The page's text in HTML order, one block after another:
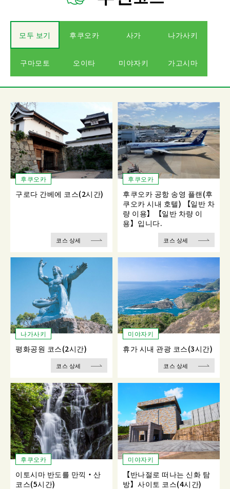
모두 보기 후쿠오카 사가 나가사키
구마모토 오이타 미야자키 가고시마
후쿠오카
구로다 간베에 코스(2시간)
코스 상세
후쿠오카
후쿠오카 공항 송영 플랜(후
쿠오카 시내 호텔) 【일반 차
량 이용】【일반 차량 이
용】입니다.
코스 상세
나가사키
평화공원 코스(2시간)
코스 상세
미야자키
휴가 시내 관광 코스(3시간)
코스 상세
후쿠오카
이토시마 반도를 만끽・산
코스(5시간)
미야자키
【반나절로 떠나는 신화 탐
방】사이토 코스(4시간)